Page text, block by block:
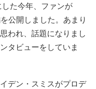
た今年、ファンが
公開しました。あまり
われ、話題になりまし
タビューをしていま
デン・スミスがプロデ